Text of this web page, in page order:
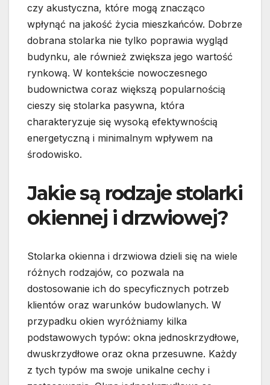
czy akustyczna, które mogą znacząco
wpłynąć na jakość życia mieszkańców. Dobrze
dobrana stolarka nie tylko poprawia wygląd
budynku, ale również zwiększa jego wartość
rynkową. W kontekście nowoczesnego
budownictwa coraz większą popularnością
cieszy się stolarka pasywna, która
charakteryzuje się wysoką efektywnością
energetyczną i minimalnym wpływem na
środowisko.
Jakie są rodzaje stolarki
okiennej i drzwiowej?
Stolarka okienna i drzwiowa dzieli się na wiele
różnych rodzajów, co pozwala na
dostosowanie ich do specyficznych potrzeb
klientów oraz warunków budowlanych. W
przypadku okien wyróżniamy kilka
podstawowych typów: okna jednoskrzydłowe,
dwuskrzydłowe oraz okna przesuwne. Każdy
z tych typów ma swoje unikalne cechy i